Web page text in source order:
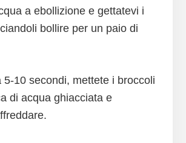
a ebollizione e gettatevi i
bollire per un paio di
5-10 secondi, mettete i broccoli
di acqua ghiacciata e